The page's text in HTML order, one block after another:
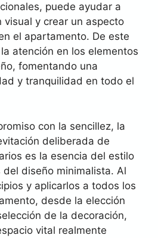
puede ayudar a
visual y crear un aspecto
el apartamento. De este
atención en los elementos
fomentando una
y tranquilidad en todo el
con la sencillez, la
deliberada de
es la esencia del estilo
diseño minimalista. Al
y aplicarlos a todos los
desde la elección
de la decoración,
vital realmente